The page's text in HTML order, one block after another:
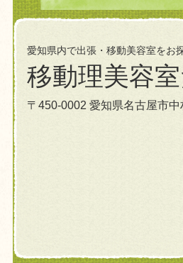
愛知県内で出張・移動美容室をお
移動理美容
〒450-0002 愛知県名古屋市